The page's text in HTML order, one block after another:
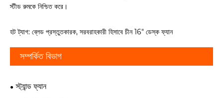
স্টীড রুমকে নিশ্চিত করে।
হট ট্যাগ: ব্লেড প্রস্তুতকারক, সরবরাহকারী হিসাবে চীন 16" ডেস্ক ফ্যান
সম্পর্কিত বিভাগ
স্ট্যান্ড ফ্যান